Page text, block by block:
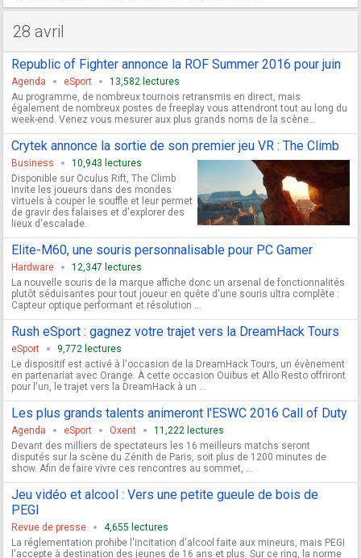
28 avril
Republic of Fighter annonce la ROF Summer 2016 pour juin
Agenda eSport
13,582 lectures
Au programme, de nombreux tournois retransmis en direct, mais
également de nombreux postes de freeplay vous attendront tout au long du
week-end. Venez vous mesurer aux plus grands noms de la scène...
Crytek annonce la sortie de son premier jeu VR : The Climb
Business
10,943 lectures
Disponible sur Oculus Rift, The Climb
invite les joueurs dans des mondes
virtuels à couper le souffle et leur permet
de gravir des falaises et d'explorer des
lieux d'escalade.
Elite-M60, une souris personnalisable pour PC Gamer
Hardware
12,347 lectures
La nouvelle souris de la marque affiche donc un arsenal de fonctionnalités
plutôt séduisantes pour tout joueur en quête d'une souris ultra complète :
Capteur optique performant et résolution ...
Rush eSport : gagnez votre trajet vers la DreamHack Tours
eSport
9,772 lectures
Le dispositif est activé à l'occasion de la DreamHack Tours, un évènement
en partenariat avec Orange. À cette occasion Ouibus et Allo Resto offriront
pour l'un, le trajet vers la DreamHack à un ...
Les plus grands talents animeront l'ESWC 2016 Call of Duty
Agenda eSport Oxent
11,222 lectures
Devant des milliers de spectateurs les 16 meilleurs matchs seront
disputés sur la scène du Zénith de Paris, soit plus de 1200 minutes de
show. Afin de faire vivre ces rencontres au sommet, ...
Jeu vidéo et alcool : Vers une petite gueule de bois de
PEGI
Revue de presse
4,655 lectures
La réglementation prohibe l'incitation d'alcool faite aux mineurs, mais PEGI
l'accepte à destination des jeunes de 16 ans et plus. Sur ce ring, la norme